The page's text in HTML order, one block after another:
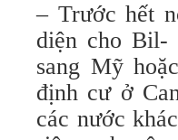
– Trước hết
diện cho Bil-
sang Mỹ
định cư ở
các nước